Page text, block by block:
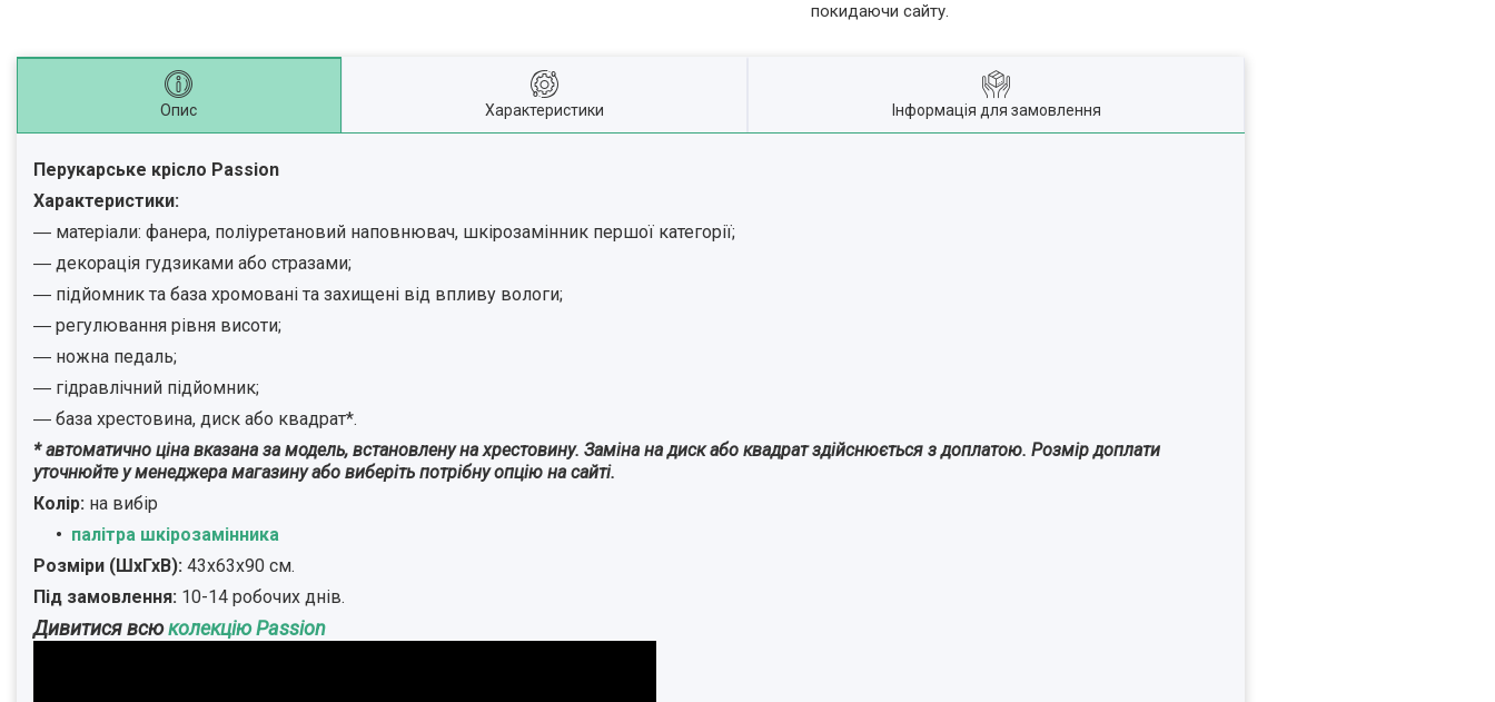
покидаючи сайту.
Опис Характеристики Інформація для замовлення
Перукарське крісло Passion
Характеристики:
― матеріали: фанера, поліуретановий наповнювач, шкірозамінник першої категорії;
― декорація гудзиками або стразами;
― підйомник та база хромовані та захищені від впливу вологи;
― регулювання рівня висоти;
― ножна педаль;
― гідравлічний підйомник;
― база хрестовина, диск або квадрат*.
* автоматично ціна вказана за модель, встановлену на хрестовину. Заміна на диск або квадрат здійснюється з доплатою. Розмір доплати
уточнюйте у менеджера магазину або виберіть потрібну опцію на сайті.
Колір: на вибір
палітра шкірозамінника
Розміри (ШхГхВ): 43х63х90 см.
Під замовлення: 10-14 робочих днів.
Дивитися всюколекцію Passion